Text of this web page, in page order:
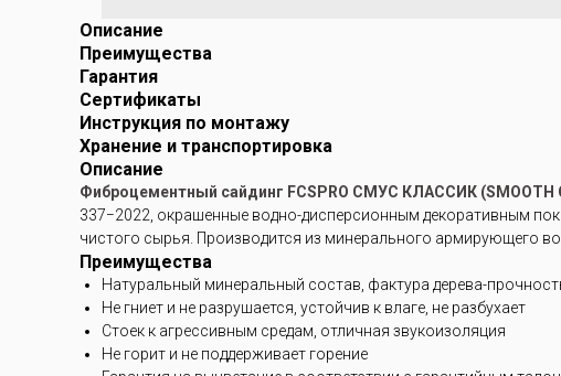
Описание
Преимущества
Гарантия
Сертификаты
Инструкция по монтажу
Хранение и транспортировка
Описание
Фиброцементный сайдинг FCSPRO СМУС КЛАССИК (SMOOTH
337−2022, окрашенные водно-дисперсионным декоративным
чистого сырья. Производится из минерального армирующего
Преимущества
Натуральный минеральный состав, фактура дерева-
Не гниет и не разрушается, устойчив к влаге, не разбухает
Стоек к агрессивным средам, отличная звукоизоляция
Не горит и не поддерживает горение